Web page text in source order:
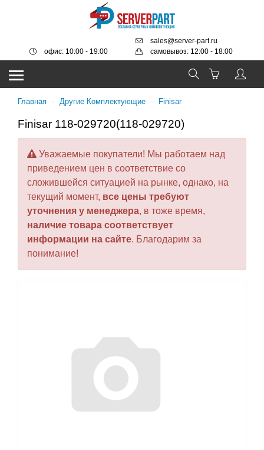
sales@server-part.ru
самовывоз: 12:00 - 18:00
офис: 10:00 - 19:00
Главная - Другие Комплектующие - Finisar
Finisar 118-029720(118-029720)
Уважаемые покупатели! Мы работаем над
приведением цен в соответствие со
сложившейся ситуацией на рынке, однако, на
текущий момент, все цены требуют
уточнения у менеджера, в тоже время,
наличие товара соответствует
информации на сайте. Благодарим за
понимание!